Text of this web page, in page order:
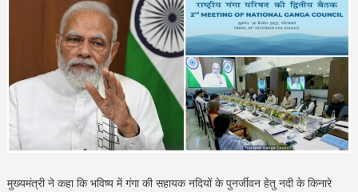
मुख्यमंत्री ने कहा कि भविष्य में गंगा की सहायक नदियों के पुनर्जीवन हेतु नदी के किनारे